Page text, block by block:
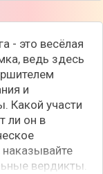
- это весёлая
ведь здесь
и
Какой участи
ли он в
наказывайте
вердикты.